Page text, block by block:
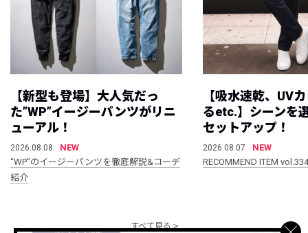
【新型も登場】大人気だっ
た”WP”イージーパンツがリニ
ューアル！
2026.08.08
NEW
“WP”のイージーパンツを徹底解説&コーデ
紹介
【吸水速乾、UV
るetc.】シーンを
セットアップ！
2026.08.07
NEW
RECOMMEND ITEM vol.334
すべて見る